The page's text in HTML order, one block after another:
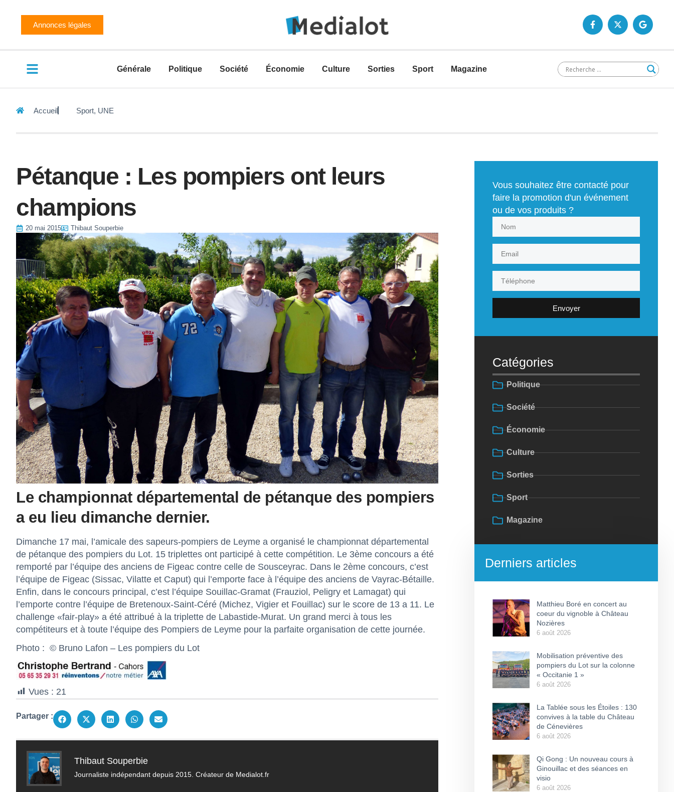
Annonces légales
Générale Politique Société Économie Culture Sorties Sport Magazine
Accueil Sport, UNE
Pétanque : Les pompiers ont leurs
champions
20 mai 2015 Thibaut Souperbie
Le championnat départemental de pétanque des pompiers
a eu lieu dimanche dernier.
Dimanche 17 mai, l’amicale des sapeurs-pompiers de Leyme a organisé le championnat départemental
de pétanque des pompiers du Lot. 15 triplettes ont participé à cette compétition. Le 3ème concours a été
remporté par l’équipe des anciens de Figeac contre celle de Sousceyrac. Dans le 2ème concours, c’est
l’équipe de Figeac (Sissac, Vilatte et Caput) qui l’emporte face à l’équipe des anciens de Vayrac-Bétaille.
Enfin, dans le concours principal, c’est l’équipe Souillac-Gramat (Frauziol, Peligry et Lamagat) qui
l’emporte contre l’équipe de Bretenoux-Saint-Céré (Michez, Vigier et Fouillac) sur le score de 13 a 11. Le
challenge «fair-play» a été attribué à la triplette de Labastide-Murat. Un grand merci à tous les
compétiteurs et à toute l’équipe des Pompiers de Leyme pour la parfaite organisation de cette journée.
Photo : © Bruno Lafon – Les pompiers du Lot
Vues : 21
Partager :
Thibaut Souperbie
Journaliste indépendant depuis 2015. Créateur de Medialot.fr
Vous souhaitez être contacté pour
faire la promotion d'un événement
ou de vos produits ?
Envoyer
Catégories
Politique
Société
Économie
Culture
Sorties
Sport
Magazine
Derniers articles
Matthieu Boré en concert au
coeur du vignoble à Château
Nozières
6 août 2026
Mobilisation préventive des
pompiers du Lot sur la colonne
« Occitanie 1 »
6 août 2026
La Tablée sous les Étoiles : 130
convives à la table du Château
de Cénevières
6 août 2026
Qi Gong : Un nouveau cours à
Ginouillac et des séances en
visio
6 août 2026